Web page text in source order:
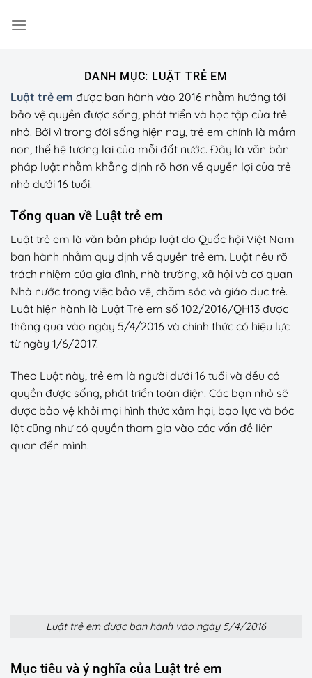
đến
DANH MỤC: LUẬT TRẺ EM
Luật trẻ em được ban hành vào 2016 nhằm hướng tới
bảo vệ quyền được sống, phát triển và học tập của trẻ
nhỏ. Bởi vì trong đời sống hiện nay, trẻ em chính là mầm
non, thế hệ tương lai của mỗi đất nước. Đây là văn bản
pháp luật nhằm khẳng định rõ hơn về quyền lợi của trẻ
nhỏ dưới 16 tuổi.
Tổng quan về Luật trẻ em
Luật trẻ em là văn bản pháp luật do Quốc hội Việt Nam
ban hành nhằm quy định về quyền trẻ em. Luật nêu rõ
trách nhiệm của gia đình, nhà trường, xã hội và cơ quan
Nhà nước trong việc bảo vệ, chăm sóc và giáo dục trẻ.
Luật hiện hành là Luật Trẻ em số 102/2016/QH13 được
thông qua vào ngày 5/4/2016 và chính thức có hiệu lực
từ ngày 1/6/2017.
Theo Luật này, trẻ em là người dưới 16 tuổi và đều có
quyền được sống, phát triển toàn diện. Các bạn nhỏ sẽ
được bảo vệ khỏi mọi hình thức xâm hại, bạo lực và bóc
lột cũng như có quyền tham gia vào các vấn đề liên
quan đến mình.
Luật trẻ em được ban hành vào ngày 5/4/2016
Mục tiêu và ý nghĩa của Luật trẻ em